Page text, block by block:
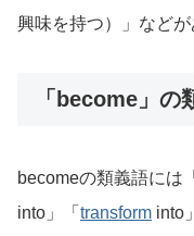
興味を持つ）」などが
「become」の
becomeの類義語には「
into」「 transform into